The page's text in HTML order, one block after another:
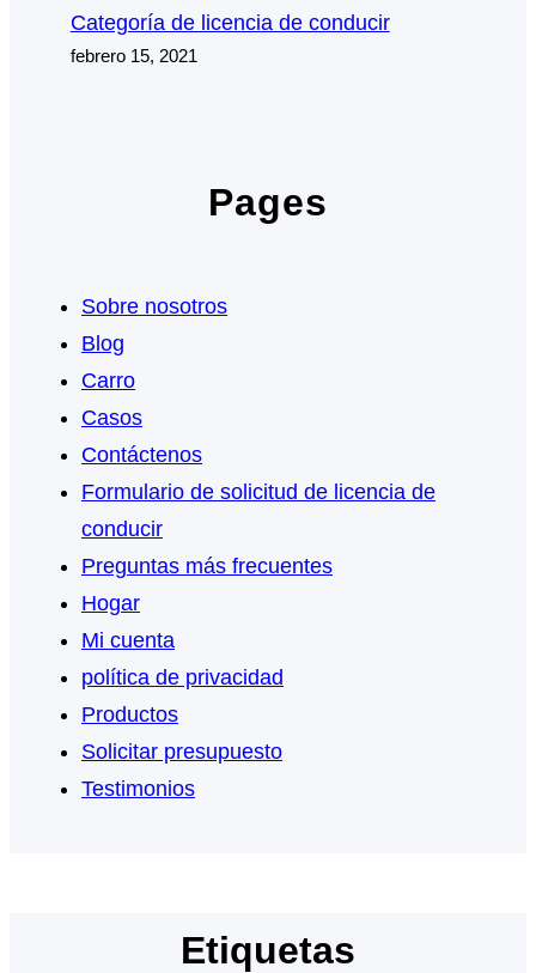
Categoría de licencia de conducir
febrero 15, 2021
Pages
Sobre nosotros
Blog
Carro
Casos
Contáctenos
Formulario de solicitud de licencia de
conducir
Preguntas más frecuentes
Hogar
Mi cuenta
política de privacidad
Productos
Solicitar presupuesto
Testimonios
Etiquetas